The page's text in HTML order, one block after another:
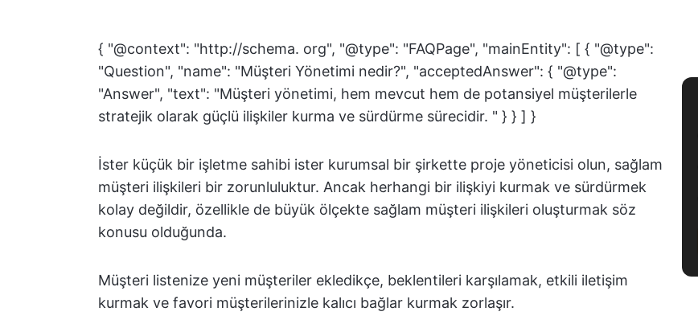
{ "@context": "http://schema. org", "@type": "FAQPage", "mainEntity": [ { "@type":
"Question", "name": "Müşteri Yönetimi nedir?", "acceptedAnswer": { "@type":
"Answer", "text": "Müşteri yönetimi, hem mevcut hem de potansiyel müşterilerle
stratejik olarak güçlü ilişkiler kurma ve sürdürme sürecidir. " } } ] }
İster küçük bir işletme sahibi ister kurumsal bir şirkette proje yöneticisi olun, sağlam
müşteri ilişkileri bir zorunluluktur. Ancak herhangi bir ilişkiyi kurmak ve sürdürmek
kolay değildir, özellikle de büyük ölçekte sağlam müşteri ilişkileri oluşturmak söz
konusu olduğunda.
Müşteri listenize yeni müşteriler ekledikçe, beklentileri karşılamak, etkili iletişim
kurmak ve favori müşterilerinizle kalıcı bağlar kurmak zorlaşır.